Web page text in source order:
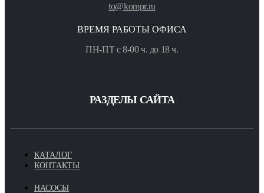
to@kompr.ru
ВРЕМЯ РАБОТЫ ОФИСА
ПН-ПТ с 8-00 ч. до 18 ч.
РАЗДЕЛЫ САЙТА
КАТАЛОГ
КОНТАКТЫ
НАСОСЫ